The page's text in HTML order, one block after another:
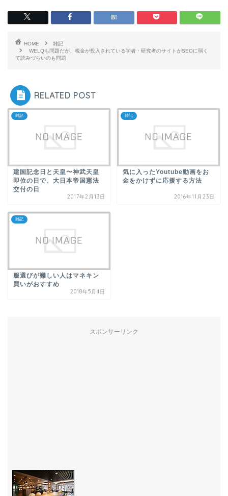
HOME
雑記
WELQも問題だが、税金が投入されている学者・研究者のサイトがSEOに弱く
て読みづらいのも問題
RELATED POST
雑記
建国記念日と天皇〜神武天皇
即位の日で、大日本帝国憲法
交付の日
2017年2月13日
雑記
気に入ったYoutube動画をお
金をかけずに応援する方法
2016年11月23日
雑記
服選びが難しい人はマネキン
買いがおすすめ
2018年5月4日
スポンサーリンク